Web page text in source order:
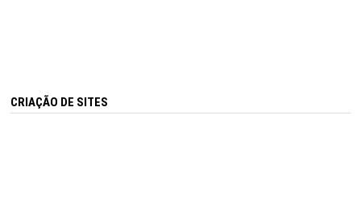
CRIAÇÃO DE SITES